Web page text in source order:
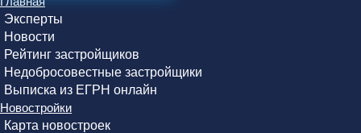
Эксперты
Новости
Рейтинг застройщиков
Недобросовестные застройщики
Выписка из ЕГРН онлайн
Новостройки
Карта новостроек